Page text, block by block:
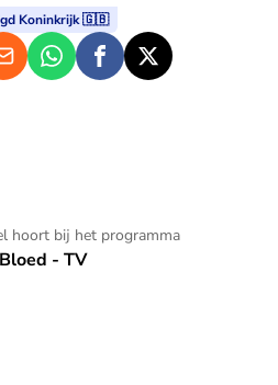
Koninkrijk 🇬🇧
hoort bij het programma
- TV